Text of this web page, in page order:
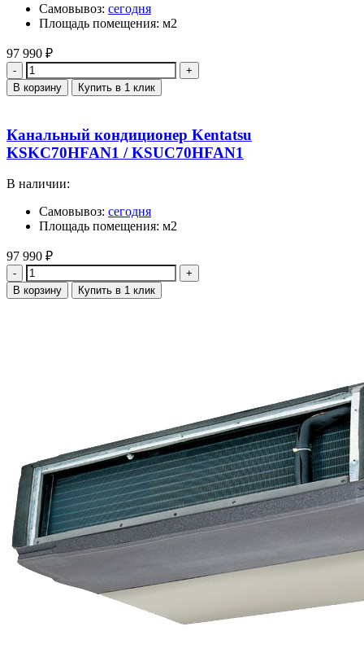
Самовывоз: сегодня
Площадь помещения: м2
97 990 ₽
Количество
В корзину Купить в 1 клик
Канальный кондиционер Kentatsu
KSKC70HFAN1 / KSUC70HFAN1
В наличии:
Самовывоз: сегодня
Площадь помещения: м2
97 990 ₽
Количество
В корзину Купить в 1 клик